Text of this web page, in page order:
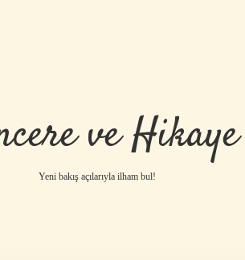
ve Hikaye
Yeni bakış açılarıyla ilham bul!